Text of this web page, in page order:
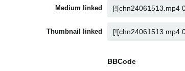
Medium linked
Thumbnail linked
BBCode